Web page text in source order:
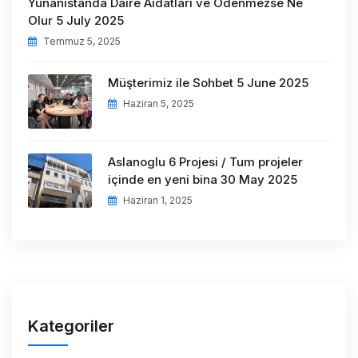
Yunanistanda Daire Aidatları ve Ödenmezse Ne
Olur 5 July 2025
Temmuz 5, 2025
Müşterimiz ile Sohbet 5 June 2025
Haziran 5, 2025
Aslanoglu 6 Projesi / Tum projeler
içinde en yeni bina 30 May 2025
Haziran 1, 2025
Kategoriler